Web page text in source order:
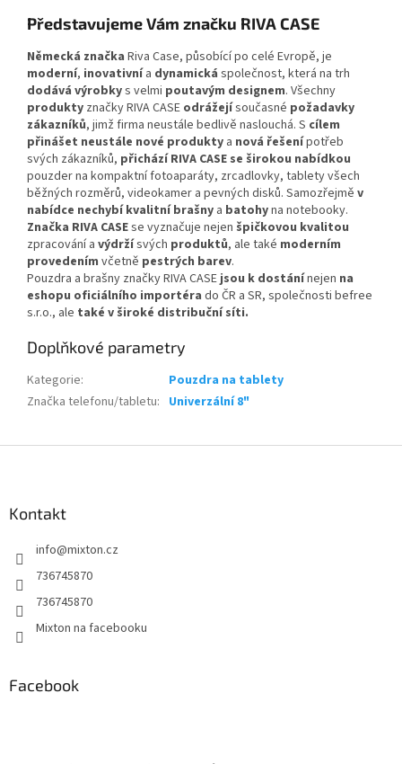
Představujeme Vám značku RIVA CASE
Německá značka Riva Case, působící po celé Evropě, je
moderní, inovativnía dynamická společnost, která na trh
dodává výrobkys velmi poutavým designem. Všechny
produkty značky RIVA CASE odrážejísoučasné požadavky
zákazníků, jimž firma neustále bedlivě naslouchá. S cílem
přinášet neustále nové produkty a nová řešenípotřeb
svých zákazníků, přichází RIVA CASE se širokou nabídkou
pouzder na kompaktní fotoaparáty, zrcadlovky, tablety všech
běžných rozměrů, videokamer a pevných disků. Samozřejmě v
nabídce nechybí kvalitní brašny a batohyna notebooky.
Značka RIVA CASEse vyznačuje nejen špičkovou kvalitou
zpracování a výdržísvých produktů, ale také moderním
provedením včetně pestrých barev.
Pouzdra a brašny značky RIVA CASE jsou k dostánínejen na
eshopu oficiálního importéra do ČR a SR, společnosti befree
s.r.o., ale také v široké distribuční síti.
Doplňkové parametry
Kategorie:
Pouzdra na tablety
Značka telefonu/tabletu: Univerzální 8"
Kontakt
info@mixton.cz
736745870
736745870
Mixton na facebooku
Facebook